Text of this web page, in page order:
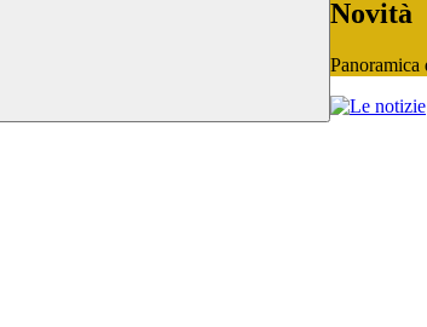
Novità
Panoramica